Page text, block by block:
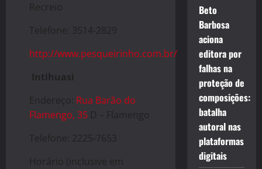
Recreio
Telefone: 3514-2829
http://www.pesqueirinho.com.br/
Intihuasi
Endereço: Rua Barão do
Flamengo, 35 D – Flamengo
Telefone: 2225-7653
Horário (inclusive em
Beto
Barbosa
aciona
editora por
falhas na
proteção de
composições:
batalha
autoral nas
plataformas
digitais